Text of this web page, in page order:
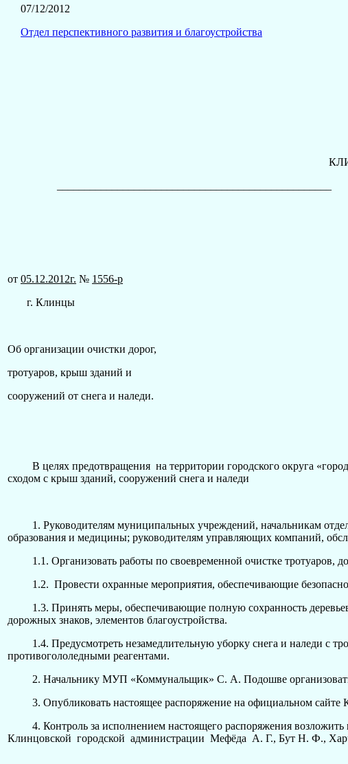
07/12/2012
Отдел перспективного развития и благоустройства
от 05.12.2012г. № 1556-р
г. Клинцы
Об организации очистки дорог,
тротуаров, крыш зданий и
сооружений от снега и наледи.
В целях предотвращения на территории городского округа «город
сходом с крыш зданий, сооружений снега и наледи
1. Руководителям муниципальных учреждений, начальникам
образования и медицины; руководителям управляющих компаний,
1.1. Организовать работы по своевременной очистке тротуаров,
1.2. Провести охранные мероприятия, обеспечивающие
1.3. Принять меры, обеспечивающие полную сохранность деревьев,
дорожных знаков, элементов благоустройства.
1.4. Предусмотреть незамедлительную уборку снега и наледи с
противогололедными реагентами.
2. Начальнику МУП «Коммунальщик» С. А. Подошве
3. Опубликовать настоящее распоряжение на официальном сайте
4. Контроль за исполнением настоящего распоряжения возложить
Клинцовской городской администрации Мефёда А. Г., Бут Н. Ф.,